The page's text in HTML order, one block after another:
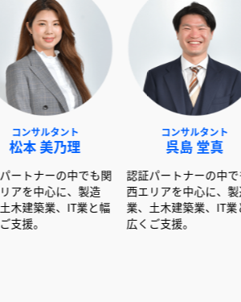
ト
理
中でも関
、製造
IT業と幅
コンサルタント
認証パートナーの中でも関
西エリアを中心に、製造
業、土木建築業、IT業と幅
広くご支援。
ポ